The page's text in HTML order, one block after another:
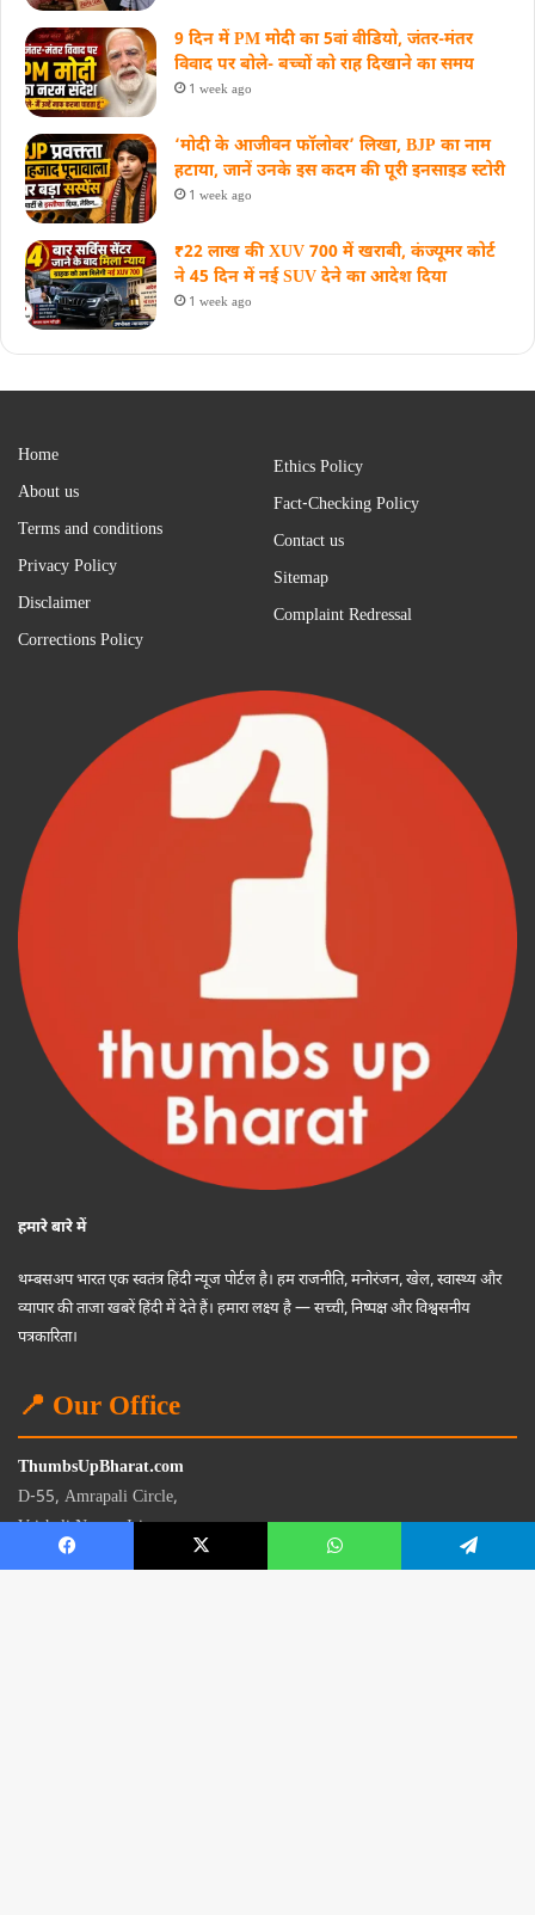
9 दिन में PM मोदी का 5वां वीडियो, जंतर-मंतर
विवाद पर बोले- बच्चों को राह दिखाने का समय
1 week ago
‘मोदी के आजीवन फॉलोवर’ लिखा, BJP का नाम
हटाया, जानें उनके इस कदम की पूरी इनसाइड स्‍टोरी
1 week ago
₹22 लाख की XUV 700 में खराबी, कंज्यूमर कोर्ट
ने 45 दिन में नई SUV देने का आदेश दिया
1 week ago
Home
About us
Terms and conditions
Privacy Policy
Disclaimer
Corrections Policy
Ethics Policy
Fact-Checking Policy
Contact us
Sitemap
Complaint Redressal
हमारे बारे में
थम्बसअप भारत एक स्वतंत्र हिंदी न्यूज पोर्टल है। हम राजनीति, मनोरंजन, खेल, स्वास्थ्य और
व्यापार की ताजा खबरें हिंदी में देते हैं। हमारा लक्ष्य है — सच्ची, निष्पक्ष और विश्वसनीय
पत्रकारिता।
📍 Our Office
ThumbsUpBharat.com
D-55, Amrapali Circle,
Vaishali Nagar, Jaipur
Rajasthan - 302021